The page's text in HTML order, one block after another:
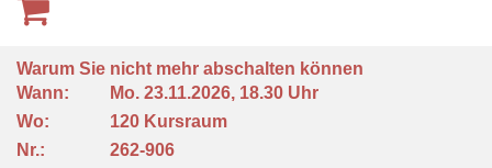
Warum Sie nicht mehr abschalten können
Wann:
Mo. 23.11.2026, 18.30 Uhr
Wo:
120 Kursraum
Nr.:
262-906